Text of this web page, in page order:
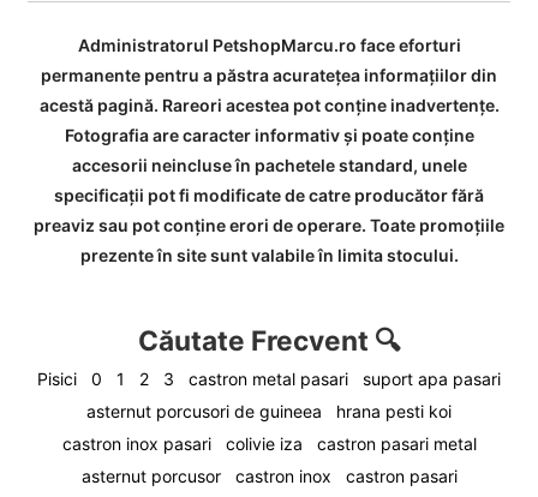
Administratorul PetshopMarcu.ro face eforturi
permanente pentru a păstra acurateţea informaţiilor din
acestă pagină. Rareori acestea pot conţine inadvertenţe.
Fotografia are caracter informativ şi poate conţine
accesorii neincluse în pachetele standard, unele
specificaţii pot fi modificate de catre producător fără
preaviz sau pot conţine erori de operare. Toate promoţiile
prezente în site sunt valabile în limita stocului.
Căutate Frecvent 🔍
Pisici 0 1 2 3 castron metal pasari
suport apa pasari
asternut porcusori de guineea
hrana pesti koi
castron inox pasari
colivie iza
castron pasari metal
asternut porcusor
castron inox
castron pasari